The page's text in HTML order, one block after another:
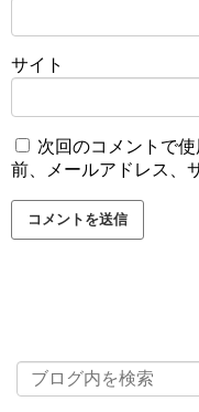
サイト
次回のコメントで
前、メールアドレス、